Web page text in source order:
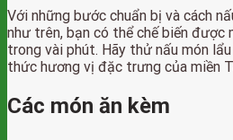
Với những bước chuẩn bị và cách
như trên, bạn có thể chế biến được
trong vài phút. Hãy thử nấu món
thức hương vị đặc trưng của miền
Các món ăn kèm